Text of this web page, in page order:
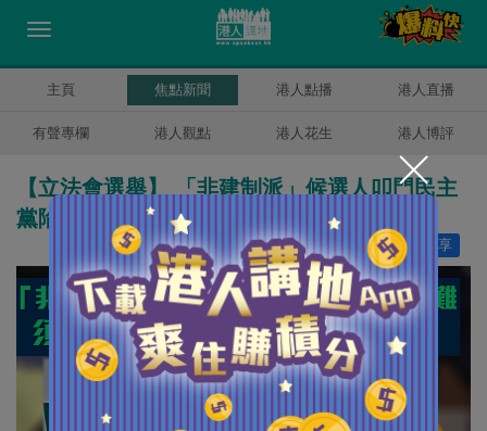
主頁 焦點新聞 港人點播 港人直播
有聲專欄 港人觀點 港人花生 港人博評
【立法會選舉】 「非建制派」候選人叩門民主
黨陷兩難 須答23條立場隨時觸DQ紅線
分享
讚好 10